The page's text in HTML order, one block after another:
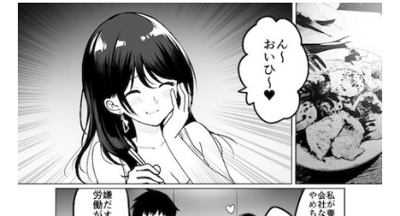
エネルギーの専門メディア
建設×テクノロジーの最前線
ちょっと気になるネットの話題